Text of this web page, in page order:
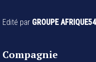
Edité par GROUPE
Compagnie